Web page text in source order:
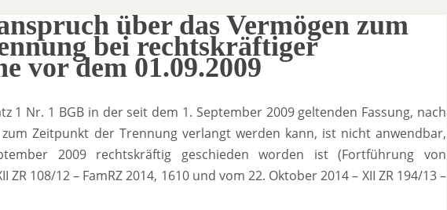
über das Vermögen zum
bei rechtskräftiger
vor dem 01.09.2009
1 Nr. 1 BGB in der seit dem 1. September 2009 geltenden Fassung, nach
Zeitpunkt der Trennung verlangt werden kann, ist nicht anwendbar,
2009 rechtskräftig geschieden worden ist (Fortführung von
ZR 108/12 – FamRZ 2014, 1610 und vom 22. Oktober 2014 – XII ZR 194/13 –